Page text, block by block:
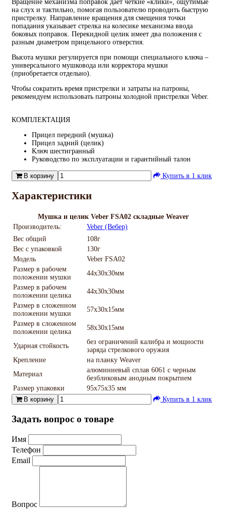
Вращение механизма поправок дает четкие «клики», ощутимые
на слух и тактильно, помогая пользователю проводить быструю
пристрелку. Направление вращения для смещения точки
попадания указывает стрелка на колесике механизма ввода
боковых поправок. Перекидной целик имеет два положения с
разным диаметром прицельного отверстия.
Высота мушки регулируется при помощи специального ключа –
универсального мушковода или корректора мушки
(приобретается отдельно).
Чтобы сократить время пристрелки и затраты на патроны,
рекомендуем использовать патроны холодной пристрелки Veber.
КОМПЛЕКТАЦИЯ
Прицел передний (мушка)
Прицел задний (целик)
Ключ шестигранный
Руководство по эксплуатации и гарантийный талон
В корзину Купить в 1 клик
Характеристики
Мушка и целик Veber FSA02 складные Weaver
Производитель:
Veber (Вебер)
Вес общий
108г
Вес с упаковкой
130г
Модель
Veber FSA02
Размер в рабочем
положении мушки
44х30х30мм
Размер в рабочем
положении целика
44х30х30мм
Размер в сложенном
положении мушки
57х30х15мм
Размер в сложенном
положении целика
58х30х15мм
Ударная стойкость
без ограничений калибра и мощности
заряда стрелкового оружия
Крепление
на планку Weaver
Материал
алюминиевый сплав 6061 с черным
безбликовым анодным покрытием
Размер упаковки
95х75х35 мм
В корзину
Купить в 1 клик
Задать вопрос о товаре
Имя
Телефон
Email
Вопрос